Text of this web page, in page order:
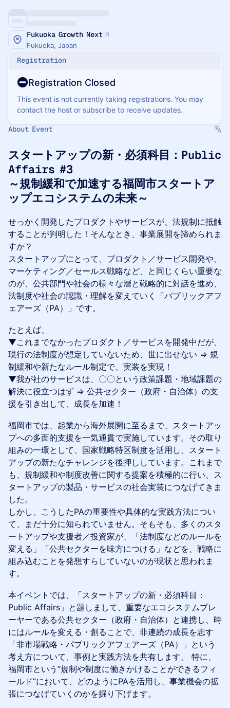
Fukuoka Growth Next
Fukuoka, Japan
Registration
Registration Closed
This event is not currently taking registrations. You may
contact the host or subscribe to receive updates.
About Event
スタートアップの新・必須科目：Public
Affairs #3
～規制緩和で加速する福岡市スタートア
ップエコシステムの未来～
せっかく開発したプロダクトやサービスが、法規制に抵触
することが判明した！そんなとき、事業展開を諦められま
すか？
スタートアップにとって、プロダクト／サービス開発や、
マーケティング／セールス戦略など、と同じくらい重要な
のが、公共部門や社会の様々な層と戦略的に対話を進め、
法制度や社会の認識・理解を変えていく「パブリックアフ
ェアーズ（PA）」です。
たとえば、
▼これまでなかったプロダクト／サービスを開発中だが、
現行の法制度が想定していないため、世に出せない ⇒ 規
制緩和や新たなルール制定で、実装を実現！
▼我が社のサービスは、〇〇という政策課題・地域課題の
解決に役立つはず ⇒ 公共セクター（政府・自治体）の支
援を引き出して、成長を加速！
福岡市では、起業から海外展開に至るまで、スタートアッ
プへの多面的支援を一気通貫で実施しています。その取り
組みの一環として、国家戦略特区制度を活用し、スタート
アップの新たなチャレンジを後押ししています。これまで
も、規制緩和や制度改善に関する提案を積極的に行い、ス
タートアップの製品・サービスの社会実装につなげてきま
した。
しかし、こうしたPAの重要性や具体的な実践方法につい
て、まだ十分に知られていません。そもそも、多くのスタ
ートアップや支援者／投資家が、「法制度などのルールを
変える」「公共セクターを味方につける」などを、戦略に
組み込むことを発想すらしていないのが現状と思われま
す。
本イベントでは、「スタートアップの新・必須科目：
Public Affairs」と題しまして、重要なエコシステムプレ
ーヤーである公共セクター（政府・自治体）と連携し、時
にはルールを変える・創ることで、非連続の成長を志す
「非市場戦略・パブリックアフェアーズ（PA）」という
考え方について、事例と実践方法を共有します。 特に、
福岡市という“規制や制度に働きかけることができるフィ
ールド”において、どのようにPAを活用し、事業機会の拡
張につなげていくのかを掘り下げます。